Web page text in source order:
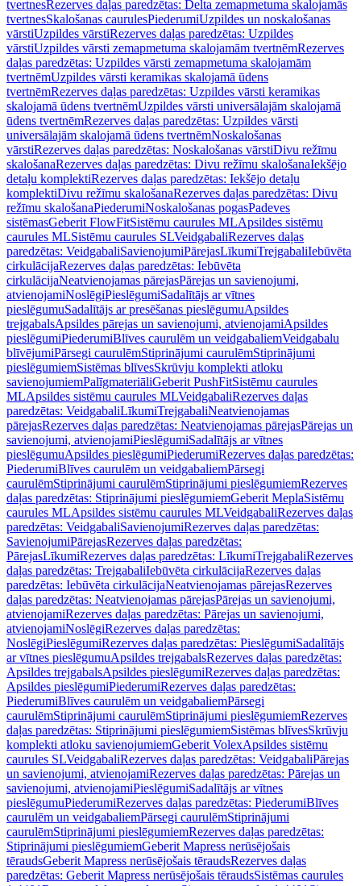
tvertnesRezerves daļas paredzētas: Delta zemapmetuma skalojamās
tvertnesSkalošanas caurulesPiederumiUzpildes un noskalošanas
vārstiUzpildes vārstiRezerves daļas paredzētas: Uzpildes
vārstiUzpildes vārsti zemapmetuma skalojamām tvertnēmRezerves
daļas paredzētas: Uzpildes vārsti zemapmetuma skalojamām
tvertnēmUzpildes vārsti keramikas skalojamā ūdens
tvertnēmRezerves daļas paredzētas: Uzpildes vārsti keramikas
skalojamā ūdens tvertnēmUzpildes vārsti universālajām skalojamā
ūdens tvertnēmRezerves daļas paredzētas: Uzpildes vārsti
universālajām skalojamā ūdens tvertnēmNoskalošanas
vārstiRezerves daļas paredzētas: Noskalošanas vārstiDivu režīmu
skalošanaRezerves daļas paredzētas: Divu režīmu skalošanaIekšējo
detaļu komplektiRezerves daļas paredzētas: Iekšējo detaļu
komplektiDivu režīmu skalošanaRezerves daļas paredzētas: Divu
režīmu skalošanaPiederumiNoskalošanas pogasPadeves
sistēmasGeberit FlowFitSistēmu caurules MLApsildes sistēmu
caurules MLSistēmu caurules SLVeidgabaliRezerves daļas
paredzētas: VeidgabaliSavienojumiPārejasLīkumiTrejgabaliIebūvēta
cirkulācijaRezerves daļas paredzētas: Iebūvēta
cirkulācijaNeatvienojamas pārejasPārejas un savienojumi,
atvienojamiNoslēgiPieslēgumiSadalītājs ar vītnes
pieslēgumuSadalītājs ar presēšanas pieslēgumuApsildes
trejgabalsApsildes pārejas un savienojumi, atvienojamiApsildes
pieslēgumiPiederumiBlīves caurulēm un veidgabaliemVeidgabalu
blīvējumiPārsegi caurulēmStiprinājumi caurulēmStiprinājumi
pieslēgumiemSistēmas blīvesSkrūvju komplekti atloku
savienojumiemPalīgmateriāliGeberit PushFitSistēmu caurules
MLApsildes sistēmu caurules MLVeidgabaliRezerves daļas
paredzētas: VeidgabaliLīkumiTrejgabaliNeatvienojamas
pārejasRezerves daļas paredzētas: Neatvienojamas pārejasPārejas un
savienojumi, atvienojamiPieslēgumiSadalītājs ar vītnes
pieslēgumuApsildes pieslēgumiPiederumiRezerves daļas paredzētas:
PiederumiBlīves caurulēm un veidgabaliemPārsegi
caurulēmStiprinājumi caurulēmStiprinājumi pieslēgumiemRezerves
daļas paredzētas: Stiprinājumi pieslēgumiemGeberit MeplaSistēmu
caurules MLApsildes sistēmu caurules MLVeidgabaliRezerves daļas
paredzētas: VeidgabaliSavienojumiRezerves daļas paredzētas:
SavienojumiPārejasRezerves daļas paredzētas:
PārejasLīkumiRezerves daļas paredzētas: LīkumiTrejgabaliRezerves
daļas paredzētas: TrejgabaliIebūvēta cirkulācijaRezerves daļas
paredzētas: Iebūvēta cirkulācijaNeatvienojamas pārejasRezerves
daļas paredzētas: Neatvienojamas pārejasPārejas un savienojumi,
atvienojamiRezerves daļas paredzētas: Pārejas un savienojumi,
atvienojamiNoslēgiRezerves daļas paredzētas:
NoslēgiPieslēgumiRezerves daļas paredzētas: PieslēgumiSadalītājs
ar vītnes pieslēgumuApsildes trejgabalsRezerves daļas paredzētas:
Apsildes trejgabalsApsildes pieslēgumiRezerves daļas paredzētas:
Apsildes pieslēgumiPiederumiRezerves daļas paredzētas:
PiederumiBlīves caurulēm un veidgabaliemPārsegi
caurulēmStiprinājumi caurulēmStiprinājumi pieslēgumiemRezerves
daļas paredzētas: Stiprinājumi pieslēgumiemSistēmas blīvesSkrūvju
komplekti atloku savienojumiemGeberit VolexApsildes sistēmu
caurules SLVeidgabaliRezerves daļas paredzētas: VeidgabaliPārejas
un savienojumi, atvienojamiRezerves daļas paredzētas: Pārejas un
savienojumi, atvienojamiPieslēgumiSadalītājs ar vītnes
pieslēgumuPiederumiRezerves daļas paredzētas: PiederumiBlīves
caurulēm un veidgabaliemPārsegi caurulēmStiprinājumi
caurulēmStiprinājumi pieslēgumiemRezerves daļas paredzētas:
Stiprinājumi pieslēgumiemGeberit Mapress nerūsējošais
tēraudsGeberit Mapress nerūsējošais tēraudsRezerves daļas
paredzētas: Geberit Mapress nerūsējošais tēraudsSistēmas caurules